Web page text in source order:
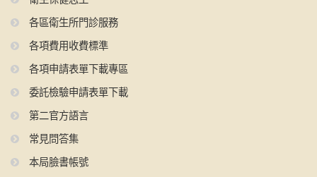
各區衛生所門診服務
各項費用收費標準
各項申請表單下載專區
委託檢驗申請表單下載
第二官方語言
常見問答集
本局臉書帳號